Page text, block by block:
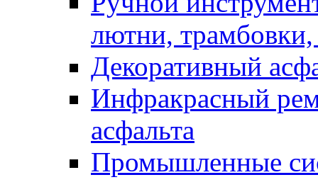
лютни, трамбовки,
Декоративный
Инфракрасный
асфальта
Промышленные